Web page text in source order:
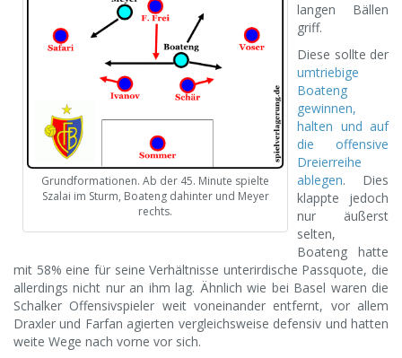
Grundformationen. Ab der 45. Minute spielte
Szalai im Sturm, Boateng dahinter und Meyer
rechts.
langen Bällen
griff.
Diese sollte der
umtriebige
Boateng
gewinnen,
halten und auf
die offensive
Dreierreihe
ablegen. Dies
klappte jedoch
nur äußerst
selten,
Boateng hatte
mit 58% eine für seine Verhältnisse unterirdische Passquote, die
allerdings nicht nur an ihm lag. Ähnlich wie bei Basel waren die
Schalker Offensivspieler weit voneinander entfernt, vor allem
Draxler und Farfan agierten vergleichsweise defensiv und hatten
weite Wege nach vorne vor sich.